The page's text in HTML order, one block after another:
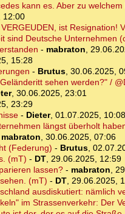
kann es. Aber zu welchem
12:00
ist Resignation!
sind Deutsche Unternehmen
- mabraton,
15:28
- Brutus, 30.06.2025,
sehen werden?" /
, 30.06.2025, 23:01
23:29
- Dieter, 01.07.2025, 10:08
längst überholt
mabraton, 30.06.2025, 07:06
(Federung) - Brutus,
(mT) - DT, 29.06.2025, 12:59
lassen?- mabraton,
(mT) - DT, 29.06.2025,
ausdiskutiert: nämlich
im Strassenverkehr: Der